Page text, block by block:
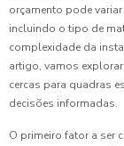
orçamento pode
incluindo o tipo de
complexidade da
artigo, vamos
cercas para quadras
decisões informadas.
O primeiro fator a ser